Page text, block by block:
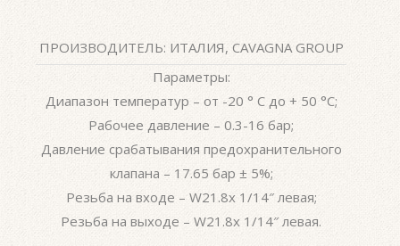
ПРОИЗВОДИТЕЛЬ: ИТАЛИЯ, CAVAGNA GROUP
Параметры:
Диапазон температур – от -20 ° C до + 50 °C;
Рабочее давление – 0.3-16 бар;
Давление срабатывания предохранительного
клапана – 17.65 бар ± 5%;
Резьба на входе – W21.8x 1/14″ левая;
Резьба на выходе – W21.8x 1/14″ левая.